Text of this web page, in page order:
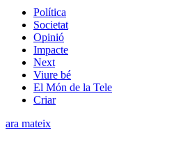
Política
Societat
Opinió
Impacte
Next
Viure bé
El Món de la Tele
Criar
ara mateix